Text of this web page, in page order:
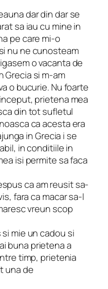
dar din dar se
sa iau cu mine in
pe care mi-o
nu ne cunosteam
o vacanta de
Grecia si m-am
o bucurie. Nu foarte
prietena mea
din tot sufletul
ca acesta era
in Grecia i se
in conditiile in
isi permite sa faca
ca am reusit sa-
fara ca macar sa-l
vreun scop
mie un cadou si
buna prietena a
timp, prietenia
una de